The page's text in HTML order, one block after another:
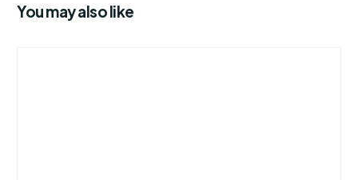
You may also like